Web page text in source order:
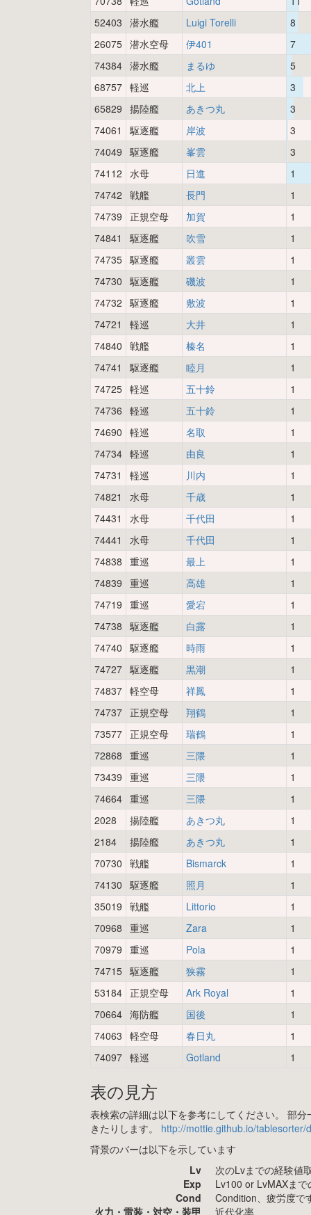
52403 潜水艦 Luigi Torelli
8
26075 潜水空母 伊401
7
74384 潜水艦 まるゆ
5
68757 軽巡 北上
3
65829 揚陸艦 あきつ丸
3
74061
駆逐艦 岸波
3
74049 駆逐艦 峯雲
3
74112 水母 日進
1
74742 戦艦 長門
1
74739 正規空母 加賀
1
74841
駆逐艦 吹雪
1
74735 駆逐艦 叢雲
1
74730 駆逐艦 磯波
1
74732 駆逐艦 敷波
1
74721
軽巡 大井
1
74840 戦艦 榛名
1
74741
駆逐艦 睦月
1
74725 軽巡 五十鈴
1
74736 軽巡 五十鈴
1
74690 軽巡 名取
1
74734 軽巡 由良
1
74731
軽巡 川内
1
74821
水母 千歳
1
74431
水母 千代田
1
74441
水母 千代田
1
74838 重巡 最上
1
74839 重巡 高雄
1
74719 重巡 愛宕
1
74738 駆逐艦 白露
1
74740 駆逐艦 時雨
1
74727 駆逐艦 黒潮
1
74837 軽空母 祥鳳
1
74737 正規空母 翔鶴
1
73577 正規空母 瑞鶴
1
72868 重巡 三隈
1
73439 重巡 三隈
1
74664 重巡 三隈
1
2028
揚陸艦 あきつ丸
1
2184
揚陸艦 あきつ丸
1
70730 戦艦 Bismarck
1
74130 駆逐艦 照月
1
35019 戦艦 Littorio
1
70968 重巡 Zara
1
70979 重巡 Pola
1
74715 駆逐艦 狭霧
1
53184 正規空母 Ark Royal
1
70664 海防艦 国後
1
74063 軽空母 春日丸
1
74097 軽巡 Gotland 1
表の見方
表検索の詳細は以下を参考にしてください。 部
きたりします。 http://mottie.github.io/
背景のバーは以下を示しています
Lv
次のLvまでの経験値
Exp
Lv100 or LvMAXま
Cond
Condition、疲労度で
火力・雷装・対空・装甲
近代化率